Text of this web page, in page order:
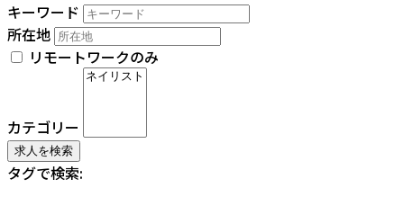
キーワード
所在地
リモートワークのみ
カテゴリー
タグで検索: